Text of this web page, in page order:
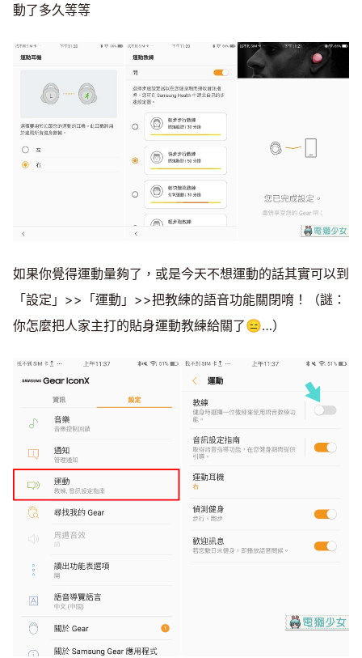
動了多久等等
如果你覺得運動量夠了，或是今天不想運動的話其實可以到
「設定」>>「運動」>>把教練的語音功能關閉唷！（謎：
你怎麼把人家主打的貼身運動教練給關了😑…）